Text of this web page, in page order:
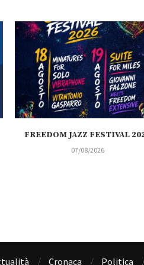
FREEDOM JAZZ FESTIVAL
07/08/2026
Cronaca Politica